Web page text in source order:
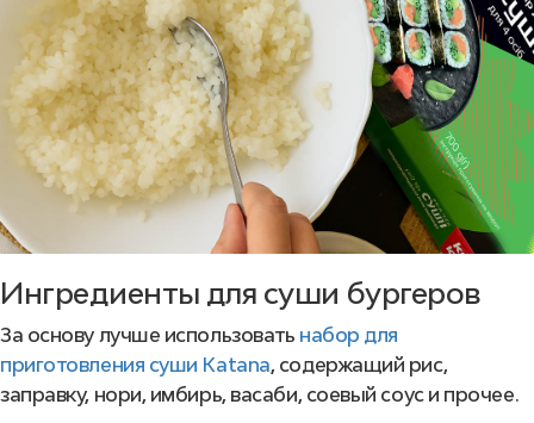
Ингредиенты для суши бургеров
За основу лучше использовать набор для
приготовления суши Katana, содержащий рис,
заправку, нори, имбирь, васаби, соевый соус и прочее.